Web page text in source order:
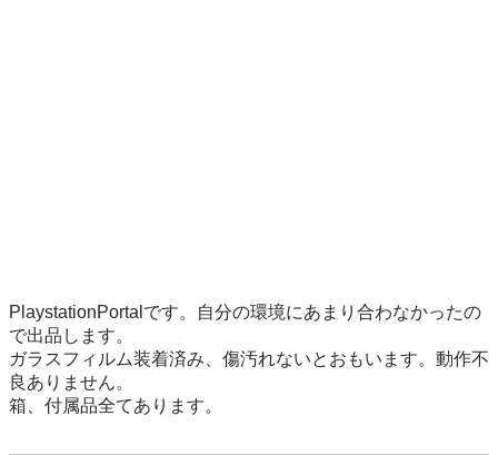
PlaystationPortalです。自分の環境にあまり合わなかったの
で出品します。
ガラスフィルム装着済み、傷汚れないとおもいます。動作不
良ありません。
箱、付属品全てあります。